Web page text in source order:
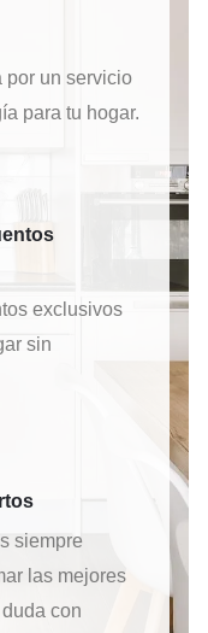
por un servicio
para tu hogar.
exclusivos
sin
siempre
las mejores
con